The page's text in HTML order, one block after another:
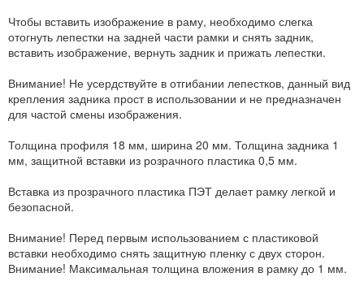
Чтобы вставить изображение в раму, необходимо слегка
отогнуть лепестки на задней части рамки и снять задник,
вставить изображение, вернуть задник и прижать лепестки.
Внимание! Не усердствуйте в отгибании лепестков, данный вид
крепления задника прост в использовании и не предназначен
для частой смены изображения.
Толщина профиля 18 мм, ширина 20 мм. Толщина задника 1
мм, защитной вставки из розрачного пластика 0,5 мм.
Вставка из прозрачного пластика ПЭТ делает рамку легкой и
безопасной.
Внимание! Перед первым использованием с пластиковой
вставки необходимо снять защитную пленку с двух сторон.
Внимание! Максимальная толщина вложения в рамку до 1 мм.